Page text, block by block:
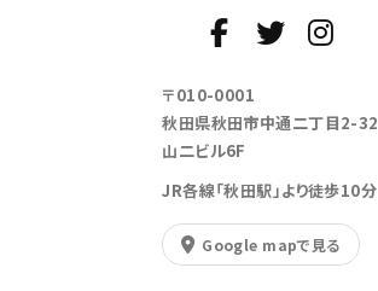
〒010-0001
秋田県秋田市中通二丁目2-32
山二ビル6F
JR各線「秋田駅」より徒歩10分
Google mapで見る